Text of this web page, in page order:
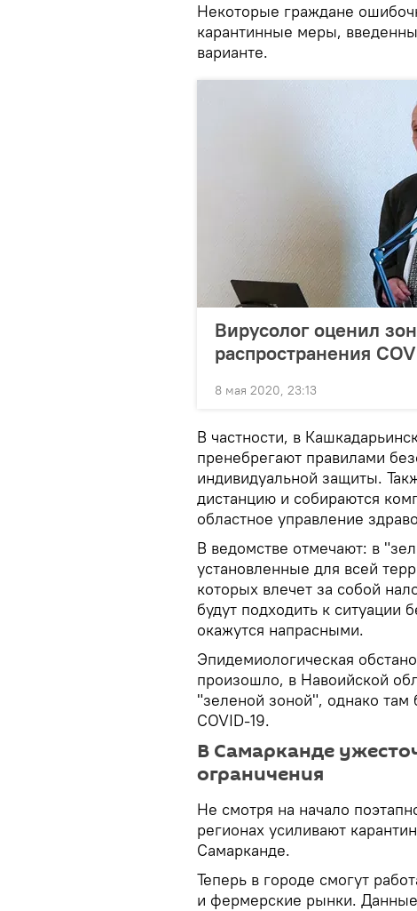
Некоторые граждане
карантинные меры,
варианте.
Вирусолог оценил
распространения
8 мая 2020, 23:13
В частности, в
пренебрегают правилами
индивидуальной защиты.
дистанцию и собираются
областное управление
В ведомстве отмечают: в
установленные для всей
которых влечет за собой
будут подходить к ситуации
окажутся напрасными.
Эпидемиологическая
произошло, в Навоийской
"зеленой зоной", однако
COVID-19.
В Самарканде
ограничения
Не смотря на начало
регионах усиливают
Самарканде.
Теперь в городе смогут
и фермерские рынки.